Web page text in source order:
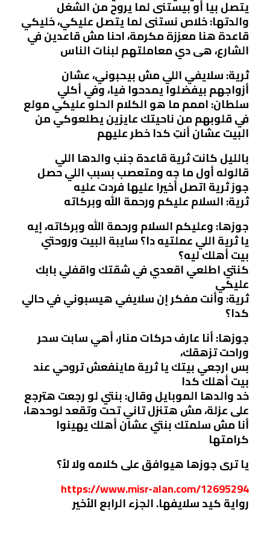
يتصل بيا أو بيستنى لما يروح من الشغل
والدتها: خلاص نستنى لما يتصل عليكي، خليكي
قاعدة هنا معززة مكرمة، احنا مش قاعدين في
الشارع، هى دي معاملتهم لبنات الناس
ثرية: سلايفي اللي مش بيحبوني، عشان
أزواجهم بيفضلوا يمدحوا فيا، وفي أكلي
سلطان: اممم ما هو الكلام الحلو عليكي مولع
في قلوبهم من ناحيتك عايزين يطلعوكي من
البيت عشان أنتِ كدا خطر عليهم
بالليل كانت ثرية قاعدة جنب والدها اللي
قالوله أول ما جه ومتعصب بسبب اللي حصل
جوز ثرية اتصل أخيرا عليها فردت عليه
ثرية: السلام عليكم ورحمة الله وبركاته
جوزها: وعليكم السلام ورحمة الله وبركاته، إيه
يا ثرية اللي عملتيه دا؟ سايبة البيت وروحتي
بيت أهلك ليه؟
كنتي اطلعي اقعدي في شقتك واقفلي بابك
عليكي
ثرية: وأنت مفكر إن سلايفي هيسبوني في حالي
كدا؟
جوزها: أنا عارف حركات منار، أهي سابت سحر
وراحت تزهقك،
بس ارجعي بيتك يا ثرية ماينفعش تروحي عند
بيت أهلك كدا
خد والدها الموبايل وقال: بنتي لو رجعت هترجع
على عزلة، مش هتنزل تاني تحت وتقعد لوحدها،
أنا مش سلمتك بنتي عشان أهلك يهينوا
كرامتها
يا ترى جوزها هيوافق على كلامه ولا لأ؟
https://www.misr-alan.com/12695294
رواية كيد سلايفها. الجزء الرابع الأخير